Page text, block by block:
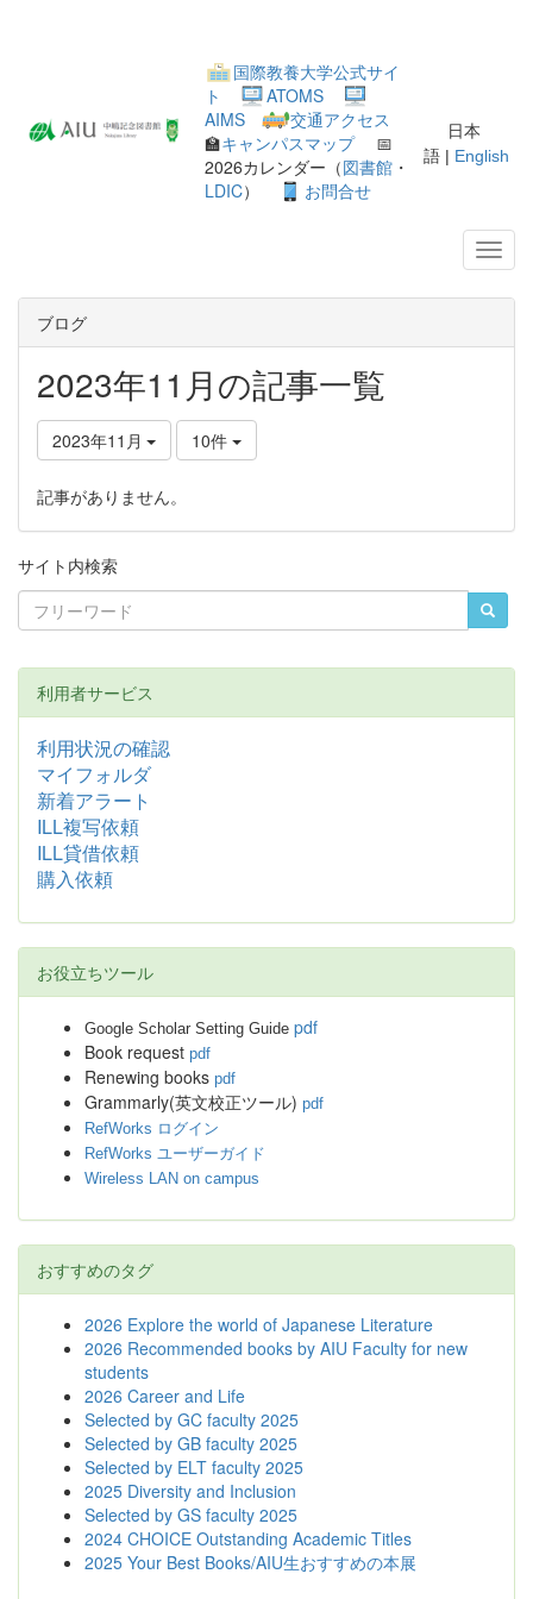
国際教養大学公式サイ
ト
ATOMS
AIMS
交通アクセス
🏫キャンパスマップ📅
2026カレンダー（図書館 ・
LDIC） お問合せ
日本
語 | English
ブログ
2023年11月の記事一覧
2023年11月 10件
記事がありません。
サイト内検索
利用者サービス
利用状況の確認
マイフォルダ
新着アラート
ILL複写依頼
ILL貸借依頼
購入依頼
お役立ちツール
Google Scholar Setting Guide pdf
Book request pdf
Renewing books pdf
Grammarly(英文校正ツール) pdf
RefWorks ログイン
RefWorks ユーザーガイド
Wireless LAN on campus
おすすめのタグ
2026 Explore the world of Japanese Literature
2026 Recommended books by AIU Faculty for new
students
2026 Career and Life
Selected by GC faculty 2025
Selected by GB faculty 2025
Selected by ELT faculty 2025
2025 Diversity and Inclusion
Selected by GS faculty 2025
2024 CHOICE Outstanding Academic Titles
2025 Your Best Books/AIU生おすすめの本展